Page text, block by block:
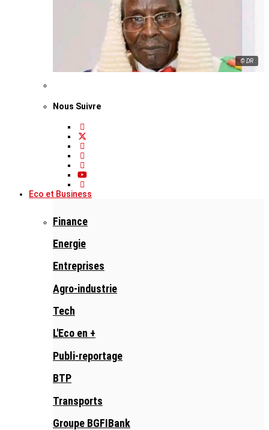
© DR
Nous Suivre
Eco et Business
Finance
Energie
Entreprises
Agro-industrie
Tech
L'Eco en +
Publi-reportage
BTP
Transports
Groupe BGFIBank